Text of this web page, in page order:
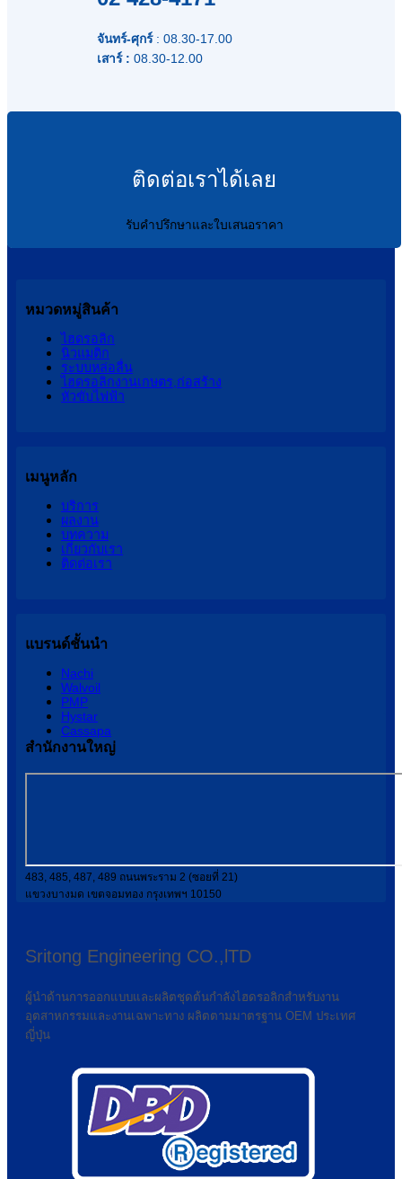
จันทร์-ศุกร์: 08.30-17.00
เสาร์ : 08.30-12.00
ติดต่อเราได้เลย
รับคำปรึกษาและใบเสนอราคา
หมวดหมู่สินค้า
ไฮดรอลิก
นิวแมติก
ระบบหล่อลื่น
ไฮดรอลิกงานเกษตร,ก่อสร้าง
หัวขับไฟฟ้า
เมนูหลัก
บริการ
ผลงาน
บทความ
เกี่ยวกับเรา
ติดต่อเรา
แบรนด์ชั้นนำ
Nachi
Walvoil
PMP
Hystar
Cassapa
สำนักงานใหญ่
483, 485, 487, 489 ถนนพระราม 2 (ซอยที่ 21)
แขวงบางมด เขตจอมทอง กรุงเทพฯ 10150
Sritong Engineering CO.,lTD
ผู้นำด้านการออกแบบและผลิตชุดต้นกำลังไฮดรอลิกสำหรับงาน
อุตสาหกรรมและงานเฉพาะทาง ผลิตตามมาตรฐาน OEM ประเทศ
ญี่ปุ่น